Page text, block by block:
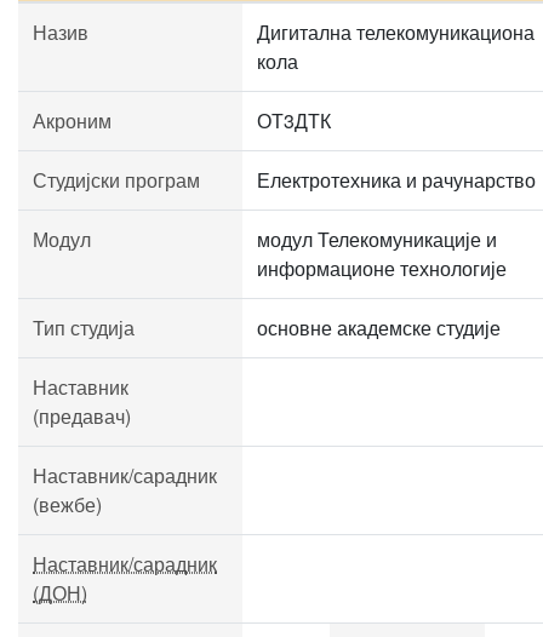
Назив
Дигитална телекомуникациона
кола
Акроним ОТ3ДТК
Студијски програм Електротехника и рачунарство
Модул
модул Телекомуникације и
информационе технологије
Тип студија основне академске студије
Наставник
(предавач)
Наставник/сарадник
(вежбе)
Наставник/сарадник
(ДОН)